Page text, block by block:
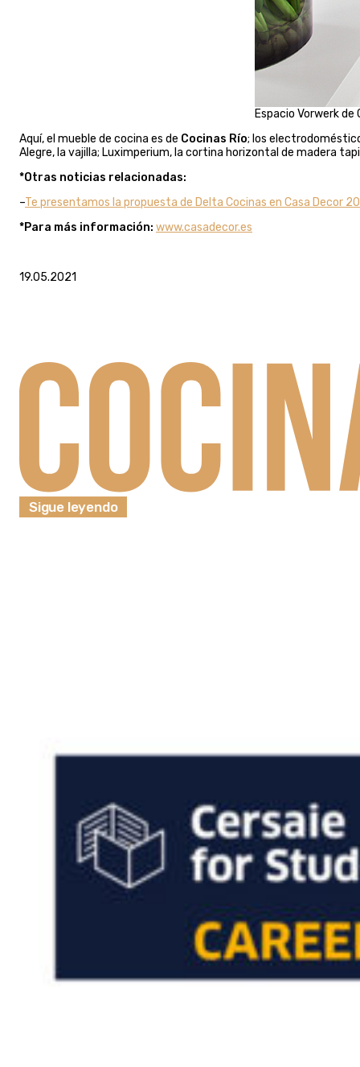
Espacio Vorwerk de
Aquí, el mueble de cocina es de Cocinas Río; los
Alegre, la vajilla; Luximperium, la cortina horizontal de madera
*Otras noticias relacionadas:
–Te presentamos la propuesta de Delta Cocinas en Casa Decor
*Para más información: www.casadecor.es
19.05.2021
Sigue leyendo